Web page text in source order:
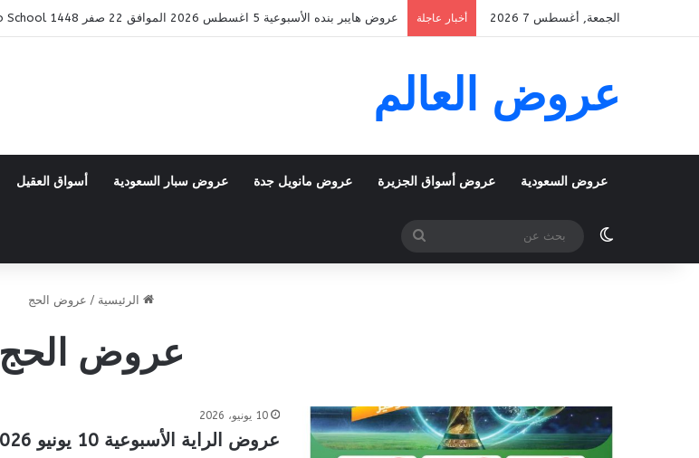
الجمعة, أغسطس 7 2026 أخبار عاجلة عروض بنده الأسبوعية 5 اغسطس 2026 الموافق 22 صفر 1448 Back To School
عروض العالم
عروض السعودية عروض أسواق الجزيرة عروض مانويل جدة عروض سبار السعودية أسواق العقيل
الوضع المظلم
بحث
عن
الرئيسية / عروض الحج
عروض الحج
10 يونيو، 2026
عروض الراية الأسبوعية 10 يونيو 2026 الموافق 24 ذو الحجة 1447 التوفير الكبير